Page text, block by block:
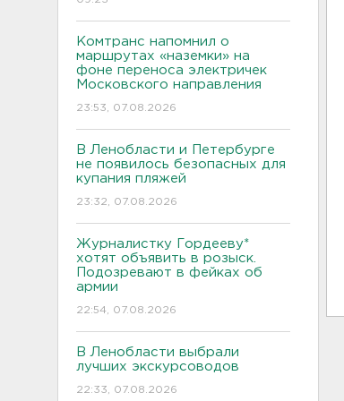
Комтранс напомнил о
маршрутах «наземки» на
фоне переноса электричек
Московского направления
23:53, 07.08.2026
В Ленобласти и Петербурге
не появилось безопасных для
купания пляжей
23:32, 07.08.2026
Журналистку Гордееву*
хотят объявить в розыск.
Подозревают в фейках об
армии
22:54, 07.08.2026
В Ленобласти выбрали
лучших экскурсоводов
22:33, 07.08.2026